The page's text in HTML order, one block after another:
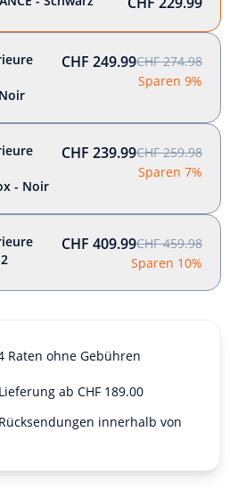
CHF 249.99CHF 274.98
Sparen 9%
- Noir
CHF 239.99CHF 259.98
Sparen 7%
CHF 409.99CHF 459.98
Sparen 10%
Raten ohne Gebühren
ab CHF 189.00
innerhalb von